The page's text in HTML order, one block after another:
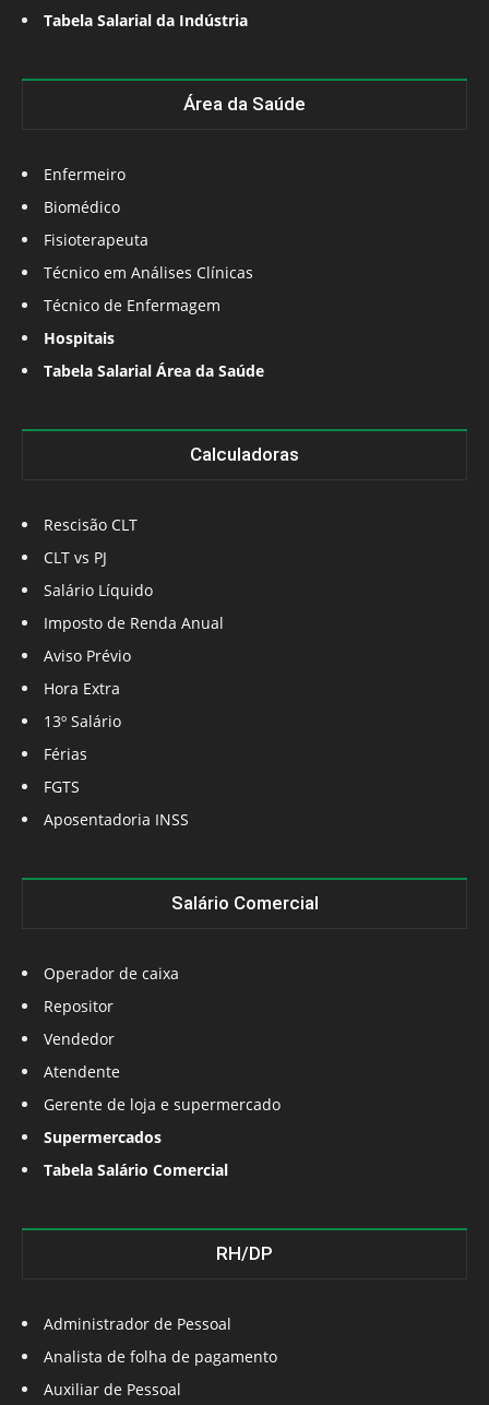
Tabela Salarial da Indústria
Área da Saúde
Enfermeiro
Biomédico
Fisioterapeuta
Técnico em Análises Clínicas
Técnico de Enfermagem
Hospitais
Tabela Salarial Área da Saúde
Calculadoras
Rescisão CLT
CLT vs PJ
Salário Líquido
Imposto de Renda Anual
Aviso Prévio
Hora Extra
13º Salário
Férias
FGTS
Aposentadoria INSS
Salário Comercial
Operador de caixa
Repositor
Vendedor
Atendente
Gerente de loja e supermercado
Supermercados
Tabela Salário Comercial
RH/DP
Administrador de Pessoal
Analista de folha de pagamento
Auxiliar de Pessoal